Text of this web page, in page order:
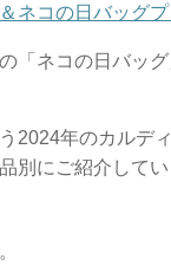
ネコの日バッグプ
「ネコの日バッ
2024年のカルデ
別にご紹介してい